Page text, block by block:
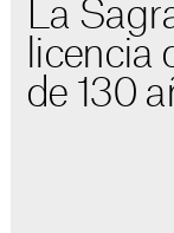
La
licencia
de 130